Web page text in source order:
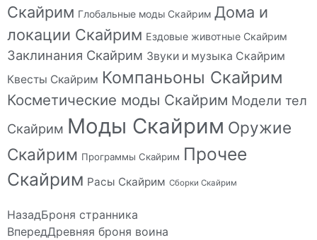
Скайрим Глобальные моды Скайрим Дома и
локации Скайрим Ездовые животные Скайрим
Заклинания Скайрим Звуки и музыка Скайрим
Квесты Скайрим Компаньоны Скайрим
Косметические моды Скайрим Модели тел
Скайрим Моды Скайрим Оружие
Скайрим Программы Скайрим Прочее
Скайрим Расы Скайрим Сборки Скайрим
НазадБроня странника
ВпередДревняя броня воина